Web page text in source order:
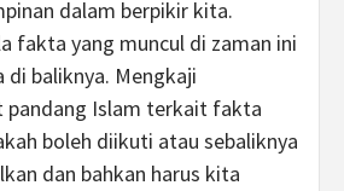
dalam berpikir kita.
fakta yang muncul di zaman ini
di baliknya. Mengkaji
pandang Islam terkait fakta
boleh diikuti atau sebaliknya
dan bahkan harus kita